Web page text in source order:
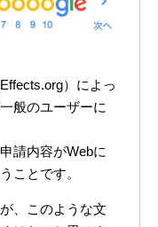
）によっ
般のユーザーに
請内容がWebに
ことです。
、このような文